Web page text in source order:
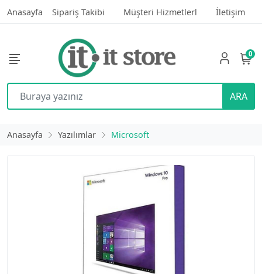
Anasayfa Sipariş Takibi Müşteri Hizmetlerl İletişim
ARA
0
Anasayfa Yazılımlar Microsoft